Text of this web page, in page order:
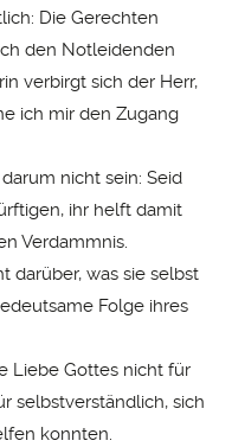
Die Gerechten
den Notleidenden
verbirgt sich der Herr,
ich mir den Zugang
nicht sein: Seid
ihr helft damit
Verdammnis.
darüber, was sie selbst
Folge ihres
Liebe Gottes nicht für
selbstverständlich, sich
konnten.